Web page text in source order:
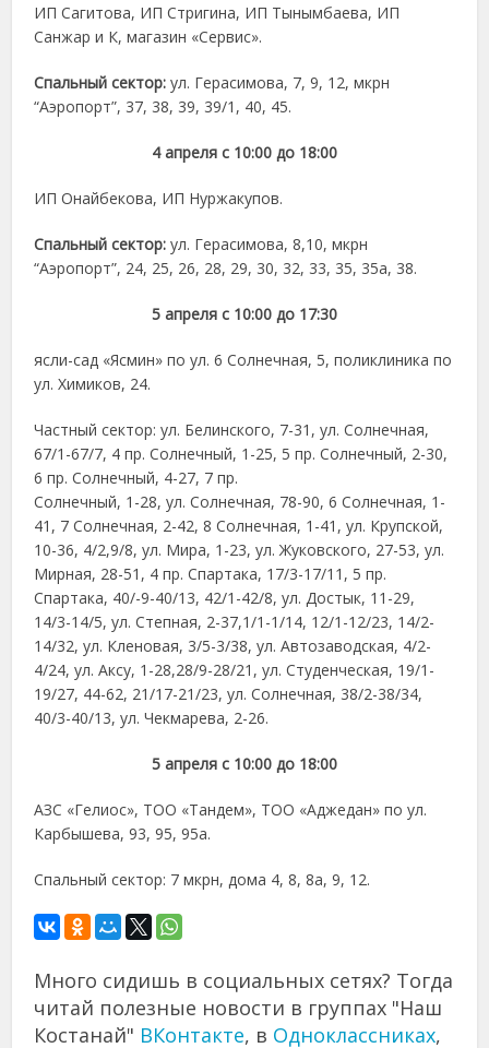
ИП Сагитова, ИП Стригина, ИП Тынымбаева, ИП
Санжар и К, магазин «Сервис».
Спальный сектор: ул. Герасимова, 7, 9, 12, мкрн
“Аэропорт”, 37, 38, 39, 39/1, 40, 45.
4 апреля с 10:00 до 18:00
ИП Онайбекова, ИП Нуржакупов.
Спальный сектор: ул. Герасимова, 8,10, мкрн
“Аэропорт”, 24, 25, 26, 28, 29, 30, 32, 33, 35, 35а, 38.
5 апреля с 10:00 до 17:30
ясли-сад «Ясмин» по ул. 6 Солнечная, 5, поликлиника по
ул. Химиков, 24.
Частный сектор: ул. Белинского, 7-31, ул. Солнечная,
67/1-67/7, 4 пр. Солнечный, 1-25, 5 пр. Солнечный, 2-30,
6 пр. Солнечный, 4-27, 7 пр.
Солнечный, 1-28, ул. Солнечная, 78-90, 6 Солнечная, 1-
41, 7 Солнечная, 2-42, 8 Солнечная, 1-41, ул. Крупской,
10-36, 4/2,9/8, ул. Мира, 1-23, ул. Жуковского, 27-53, ул.
Мирная, 28-51, 4 пр. Спартака, 17/3-17/11, 5 пр.
Спартака, 40/-9-40/13, 42/1-42/8, ул. Достык, 11-29,
14/3-14/5, ул. Степная, 2-37,1/1-1/14, 12/1-12/23, 14/2-
14/32, ул. Кленовая, 3/5-3/38, ул. Автозаводская, 4/2-
4/24, ул. Аксу, 1-28,28/9-28/21, ул. Студенческая, 19/1-
19/27, 44-62, 21/17-21/23, ул. Солнечная, 38/2-38/34,
40/3-40/13, ул. Чекмарева, 2-26.
5 апреля с 10:00 до 18:00
АЗС «Гелиос», ТОО «Тандем», ТОО «Аджедан» по ул.
Карбышева, 93, 95, 95а.
Спальный сектор: 7 мкрн, дома 4, 8, 8а, 9, 12.
Много сидишь в социальных сетях? Тогда
читай полезные новости в группах "Наш
Костанай" ВКонтакте, в Одноклассниках,